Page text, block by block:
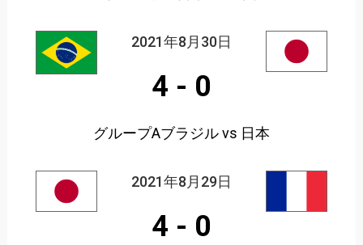
2021年8月30日
4 - 0
グループAブラジル vs 日本
2021年8月29日
4 - 0